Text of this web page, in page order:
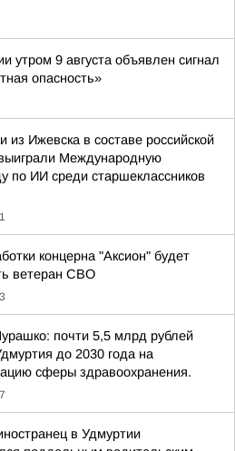
утром 9 августа объявлен сигнал
опасность»
из Ижевска в составе российской
Международную
по ИИ среди старшеклассников
концерна "Аксион" будет
ветеран СВО
почти 5,5 млрд рублей
до 2030 года на
сферы здравоохранения.
в Удмуртии